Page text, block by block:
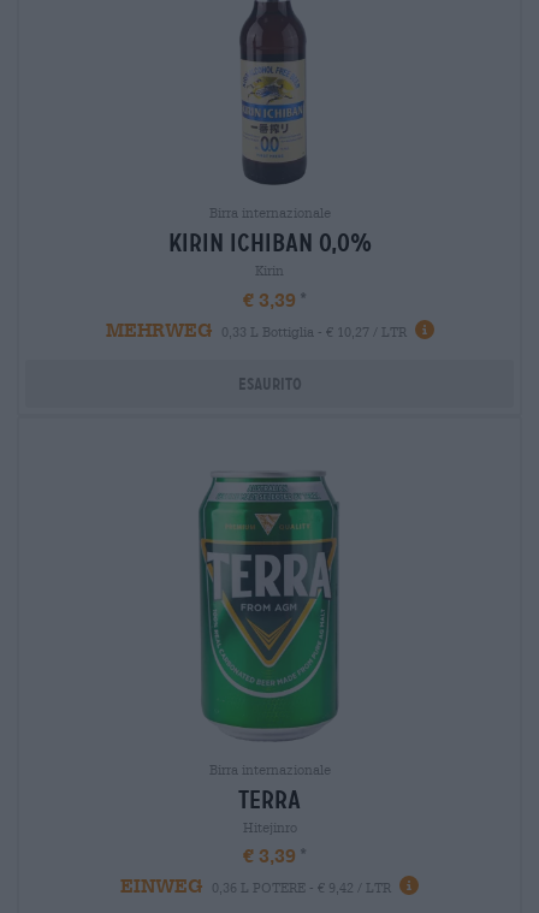
Birra internazionale
kirin ichiban 0,0%
Kirin
€ 3,39
MEHRWEG
0,33 L Bottiglia - € 10,27 / LTR
Esaurito
Birra internazionale
terra
Hitejinro
€ 3,39
EINWEG
0,36 L POTERE - € 9,42 / LTR